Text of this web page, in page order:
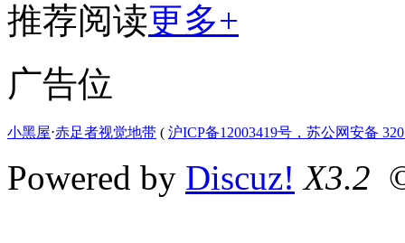
推荐阅读更多+
广告位
小黑屋⋅赤足者视觉地带 ( 沪ICP备12003419号，苏公网安备
Powered by Discuz! X3.2